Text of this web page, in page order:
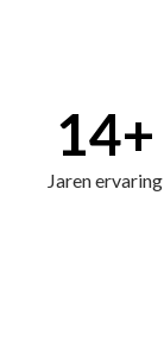
14+
Jaren ervaring